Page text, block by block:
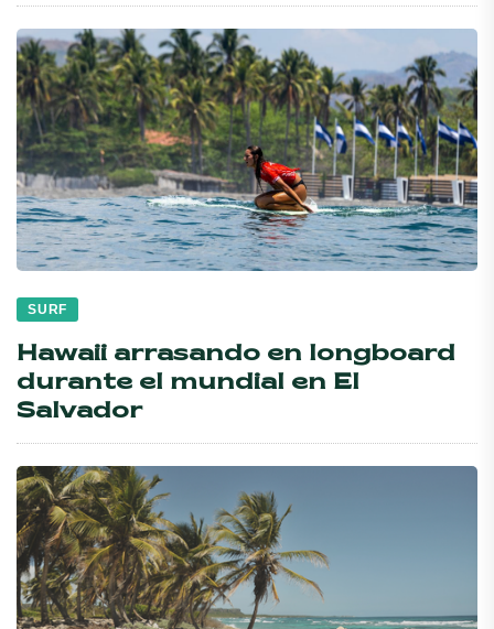
SURF
Hawaii arrasando en longboard
durante el mundial en El
Salvador